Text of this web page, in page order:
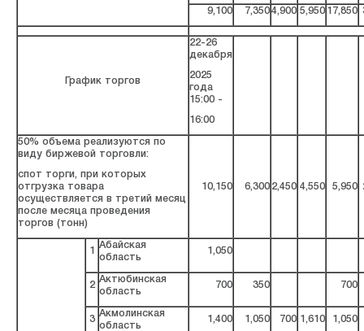
9,100 7,3504,900 5,950 17,850
График торгов
22-26
декабря
2025
года
15:00 -
16:00
50% объема реализуются по
виду биржевой торговли:
спот торги, при которых
отгрузка товара
осуществляется в третий месяц
после месяца проведения
торгов (тонн)
10,150 6,300 2,450 4,550 5,950
1
Абайская
область
1,050
2
Актюбинская
область
700 350 700
3
Акмолинская
область
1,400 1,050 700 1,610 1,050